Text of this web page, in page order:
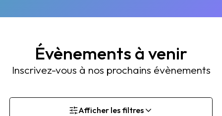
Évènements à venir
Inscrivez-vous à nos prochains évènements
Afficher les filtres